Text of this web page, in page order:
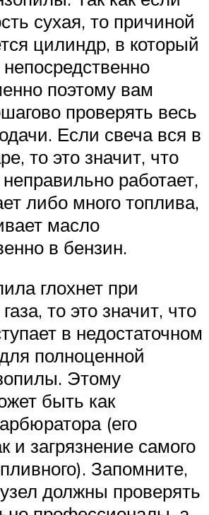
сухая, то причиной
цилиндр, в который
поэтому вам
проверять весь
Если свеча вся в
то это значит, что
работает,
либо много топлива,
масло
в бензин.
глохнет при
то это значит, что
в недостаточном
полноценной
Этому
быть как
(его
и загрязнение самого
Запомните,
должны проверять